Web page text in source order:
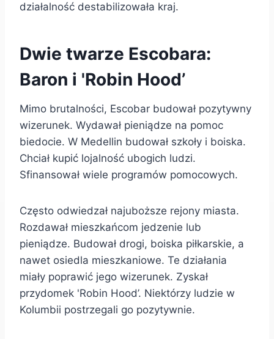
działalność destabilizowała kraj.
Dwie twarze Escobara:
Baron i 'Robin Hood’
Mimo brutalności, Escobar budował pozytywny
wizerunek. Wydawał pieniądze na pomoc
biedocie. W Medellin budował szkoły i boiska.
Chciał kupić lojalność ubogich ludzi.
Sfinansował wiele programów pomocowych.
Często odwiedzał najuboższe rejony miasta.
Rozdawał mieszkańcom jedzenie lub
pieniądze. Budował drogi, boiska piłkarskie, a
nawet osiedla mieszkaniowe. Te działania
miały poprawić jego wizerunek. Zyskał
przydomek 'Robin Hood’. Niektórzy ludzie w
Kolumbii postrzegali go pozytywnie.